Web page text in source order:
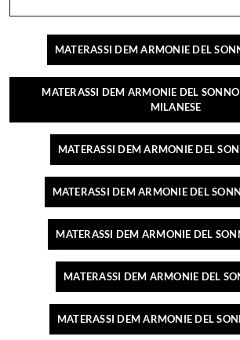
MATERASSI DEM ARMONIE DEL
MATERASSI DEM ARMONIE DEL
MILANESE
MATERASSI DEM ARMONIE DEL
MATERASSI DEM ARMONIE DEL
MATERASSI DEM ARMONIE DEL
MATERASSI DEM ARMONIE DEL
MATERASSI DEM ARMONIE DEL